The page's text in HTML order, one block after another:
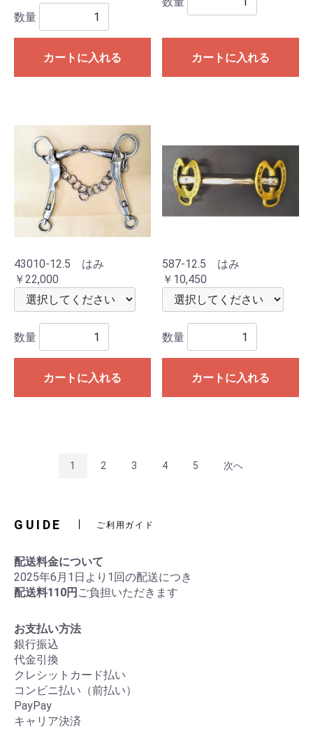
数量
カートに入れる カートに入れる
43010-12.5 はみ
￥22,000
数量
カートに入れる
587-12.5 はみ
￥10,450
数量
カートに入れる
1 2 3 4 5 次へ
GUIDE ご利用ガイド
配送料金について
2025年6月1日より1回の配送につき
配送料110円 ご負担いただきます
お支払い方法
銀行振込
代金引換
クレシットカード払い
コンビニ払い（前払い）
PayPay
キャリア決済